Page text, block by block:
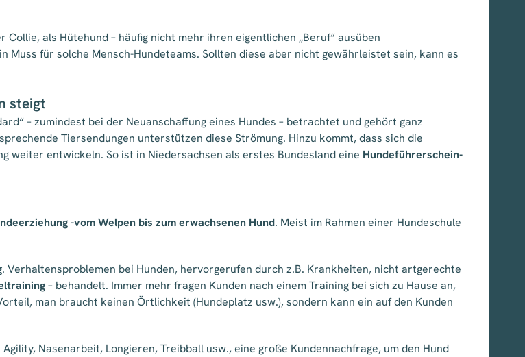
als Hütehund – häufig nicht mehr ihren eigentlichen „Beruf“ ausüben
für solche Mensch-Hundeteams. Sollten diese aber nicht gewährleistet sein, kann es
steigt
– zumindest bei der Neuanschaffung eines Hundes – betrachtet und gehört ganz
Tiersendungen unterstützen diese Strömung. Hinzu kommt, dass sich die
weiter entwickeln. So ist in Niedersachsen als erstes Bundesland eine Hundeführerschein-
-vom Welpen bis zum erwachsenen Hund. Meist im Rahmen einer Hundeschule
. Verhaltensproblemen bei Hunden, hervorgerufen durch z.B. Krankheiten, nicht artgerechte
– behandelt. Immer mehr fragen Kunden nach einem Training bei sich zu Hause an,
man braucht keinen Örtlichkeit (Hundeplatz usw.), sondern kann ein auf den Kunden
Agility, Nasenarbeit, Longieren, Treibball usw., eine große Kundennachfrage, um den Hund